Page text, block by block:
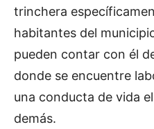
trinchera
habitantes del
pueden contar con él
donde se encuentre
una conducta de vida
demás.